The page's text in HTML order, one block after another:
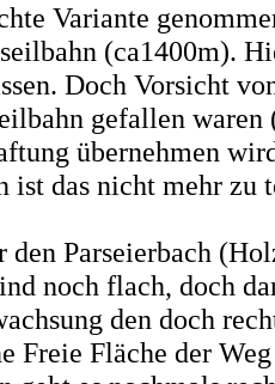
Variante
(ca1400m).
Doch Vorsicht
gefallen
übernehmen
ist das nicht mehr zu
Parseierbach
noch flach, doch
den doch
Freie Fläche der